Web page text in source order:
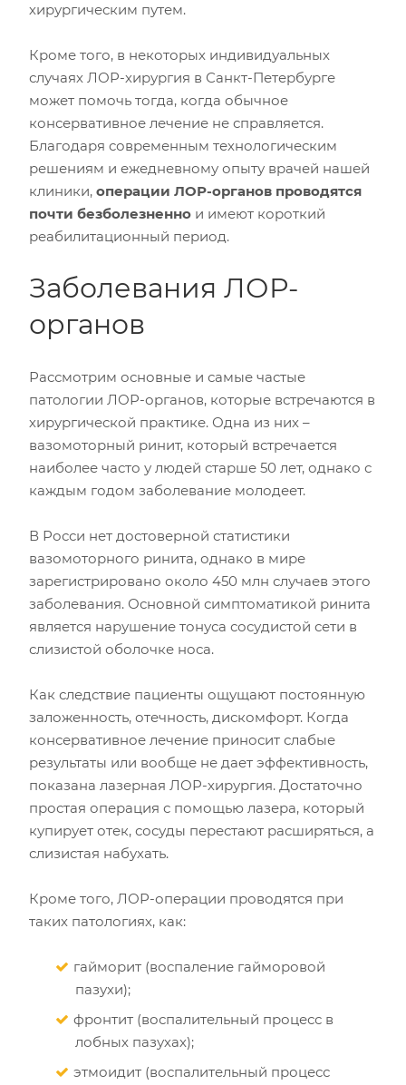
хирургическим путем.
Кроме того, в некоторых индивидуальных
случаях ЛОР-хирургия в Санкт-Петербурге
может помочь тогда, когда обычное
консервативное лечение не справляется.
Благодаря современным технологическим
решениям и ежедневному опыту врачей нашей
клиники, операции ЛОР-органов проводятся
почти безболезненно и имеют короткий
реабилитационный период.
Заболевания ЛОР-
органов
Рассмотрим основные и самые частые
патологии ЛОР-органов, которые встречаются в
хирургической практике. Одна из них –
вазомоторный ринит, который встречается
наиболее часто у людей старше 50 лет, однако с
каждым годом заболевание молодеет.
В Росси нет достоверной статистики
вазомоторного ринита, однако в мире
зарегистрировано около 450 млн случаев этого
заболевания. Основной симптоматикой ринита
является нарушение тонуса сосудистой сети в
слизистой оболочке носа.
Как следствие пациенты ощущают постоянную
заложенность, отечность, дискомфорт. Когда
консервативное лечение приносит слабые
результаты или вообще не дает эффективность,
показана лазерная ЛОР-хирургия. Достаточно
простая операция с помощью лазера, который
купирует отек, сосуды перестают расширяться, а
слизистая набухать.
Кроме того, ЛОР-операции проводятся при
таких патологиях, как:
гайморит (воспаление гайморовой
пазухи);
фронтит (воспалительный процесс в
лобных пазухах);
этмоидит (воспалительный процесс